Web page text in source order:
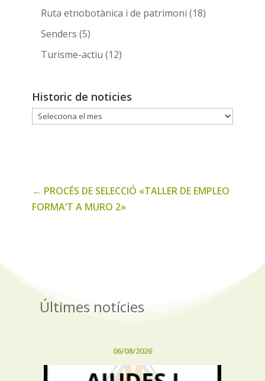
Ruta etnobotànica i de patrimoni (18)
Senders (5)
Turisme-actiu (12)
Historic de noticies
Historic
← PROCÉS DE SELECCIÓ «TALLER DE EMPLEO
FORMA’T A MURO 2»
Últimes notícies
06/08/2026